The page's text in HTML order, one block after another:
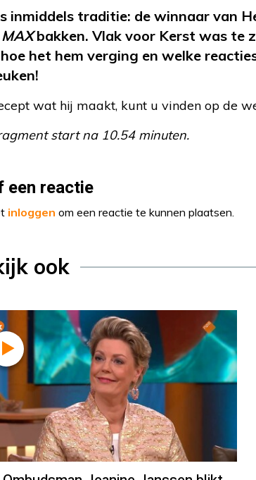
inmiddels traditie: de winnaar van
bakken. Vlak voor Kerst was te
het hem verging en welke
wat hij maakt, kunt u vinden op de
start na 10.54 minuten.
een reactie
inloggen om een reactie te kunnen plaatsen.
ook